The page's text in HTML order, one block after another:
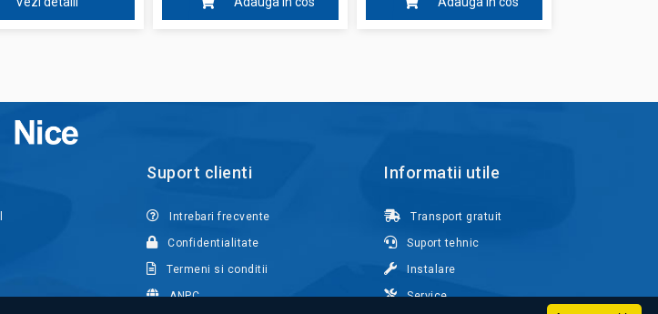
Suport clienti
Intrebari frecvente
Confidentialitate
Termeni si conditii
ANPC
Informatii utile
Transport gratuit
Suport tehnic
Instalare
Service